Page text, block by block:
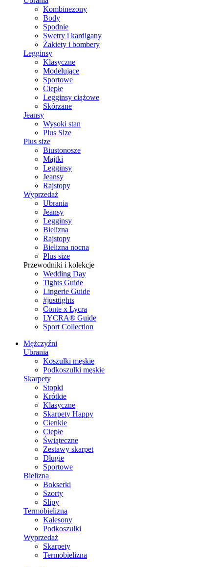
Kombinezony
Body
Spodnie
Swetry i kardigany
Żakiety i bombery
Legginsy
Klasyczne
Modelujące
Sportowe
Ciepłe
Legginsy ciążowe
Skórzane
Jeansy
Wysoki stan
Plus Size
Plus size
Biustonosze
Majtki
Legginsy
Jeansy
Rajstopy
Wyprzedaż
Ubrania
Jeansy
Legginsy
Bielizna
Rajstopy
Bielizna nocna
Plus size
Przewodniki i kolekcje
Wedding Day
Tights Guide
Lingerie Guide
#justtights
Conte x Lycra
LYCRA® Guide
Sport Сollection
Mężczyźni
Ubrania
Koszulki męskie
Podkoszulki męskie
Skarpety
Stopki
Krótkie
Klasyczne
Skarpety Happy
Cienkie
Ciepłe
Świąteczne
Zestawy skarpet
Długie
Sportowe
Bielizna
Bokserki
Szorty
Slipy
Termobielizna
Kalesony
Podkoszulki
Wyprzedaż
Skarpety
Termobielizna